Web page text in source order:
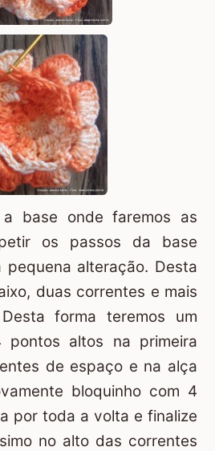
base onde faremos as
os passos da base
pequena alteração. Desta
duas correntes e mais
forma teremos um
pontos altos na primeira
de espaço e na alça
bloquinho com 4
por toda a volta e finalize
no alto das correntes